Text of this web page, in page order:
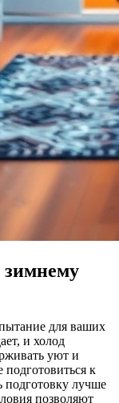
зимнему
для ваших
и холод
уют и
подготовиться к
лучше
позволяют